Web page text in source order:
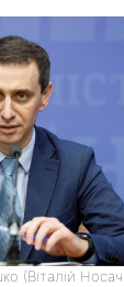
(Віталій